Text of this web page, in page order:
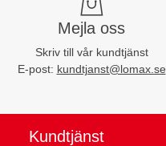
Mejla oss
Skriv till vår kundtjänst
E-post: kundtjanst@lomax.se
Kundtjänst